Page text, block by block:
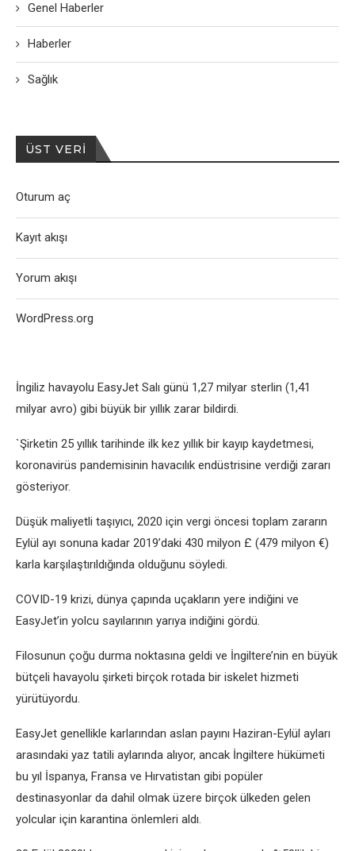
İngiliz havayolu EasyJet Salı günü 1,27 milyar sterlin (1,41
milyar avro) gibi büyük bir yıllık zarar bildirdi.
`Şirketin 25 yıllık tarihinde ilk kez yıllık bir kayıp kaydetmesi,
koronavirüs pandemisinin havacılık endüstrisine verdiği zararı
gösteriyor.
Düşük maliyetli taşıyıcı, 2020 için vergi öncesi toplam zararın
Eylül ayı sonuna kadar 2019’daki 430 milyon £ (479 milyon €)
karla karşılaştırıldığında olduğunu söyledi.
COVID-19 krizi, dünya çapında uçakların yere indiğini ve
EasyJet’in yolcu sayılarının yarıya indiğini gördü.
Filosunun çoğu durma noktasına geldi ve İngiltere’nin en büyük
bütçeli havayolu şirketi birçok rotada bir iskelet hizmeti
yürütüyordu.
EasyJet genellikle karlarından aslan payını Haziran-Eylül ayları
arasındaki yaz tatili aylarında alıyor, ancak İngiltere hükümeti
bu yıl İspanya, Fransa ve Hırvatistan gibi popüler
destinasyonlar da dahil olmak üzere birçok ülkeden gelen
yolcular için karantina önlemleri aldı.
Genel Haberler
Haberler
Sağlık
ÜST VERI
Oturum aç
Kayıt akışı
Yorum akışı
WordPress.org